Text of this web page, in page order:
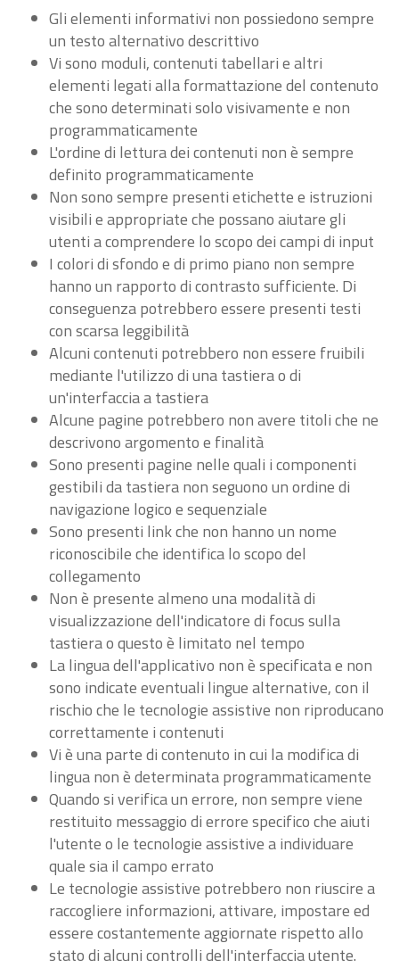
Gli elementi informativi non possiedono sempre
un testo alternativo descrittivo
Vi sono moduli, contenuti tabellari e altri
elementi legati alla formattazione del contenuto
che sono determinati solo visivamente e non
programmaticamente
L'ordine di lettura dei contenuti non è sempre
definito programmaticamente
Non sono sempre presenti etichette e istruzioni
visibili e appropriate che possano aiutare gli
utenti a comprendere lo scopo dei campi di input
I colori di sfondo e di primo piano non sempre
hanno un rapporto di contrasto sufficiente. Di
conseguenza potrebbero essere presenti testi
con scarsa leggibilità
Alcuni contenuti potrebbero non essere fruibili
mediante l'utilizzo di una tastiera o di
un'interfaccia a tastiera
Alcune pagine potrebbero non avere titoli che ne
descrivono argomento e finalità
Sono presenti pagine nelle quali i componenti
gestibili da tastiera non seguono un ordine di
navigazione logico e sequenziale
Sono presenti link che non hanno un nome
riconoscibile che identifica lo scopo del
collegamento
Non è presente almeno una modalità di
visualizzazione dell'indicatore di focus sulla
tastiera o questo è limitato nel tempo
La lingua dell'applicativo non è specificata e non
sono indicate eventuali lingue alternative, con il
rischio che le tecnologie assistive non riproducano
correttamente i contenuti
Vi è una parte di contenuto in cui la modifica di
lingua non è determinata programmaticamente
Quando si verifica un errore, non sempre viene
restituito messaggio di errore specifico che aiuti
l'utente o le tecnologie assistive a individuare
quale sia il campo errato
Le tecnologie assistive potrebbero non riuscire a
raccogliere informazioni, attivare, impostare ed
essere costantemente aggiornate rispetto allo
stato di alcuni controlli dell'interfaccia utente.